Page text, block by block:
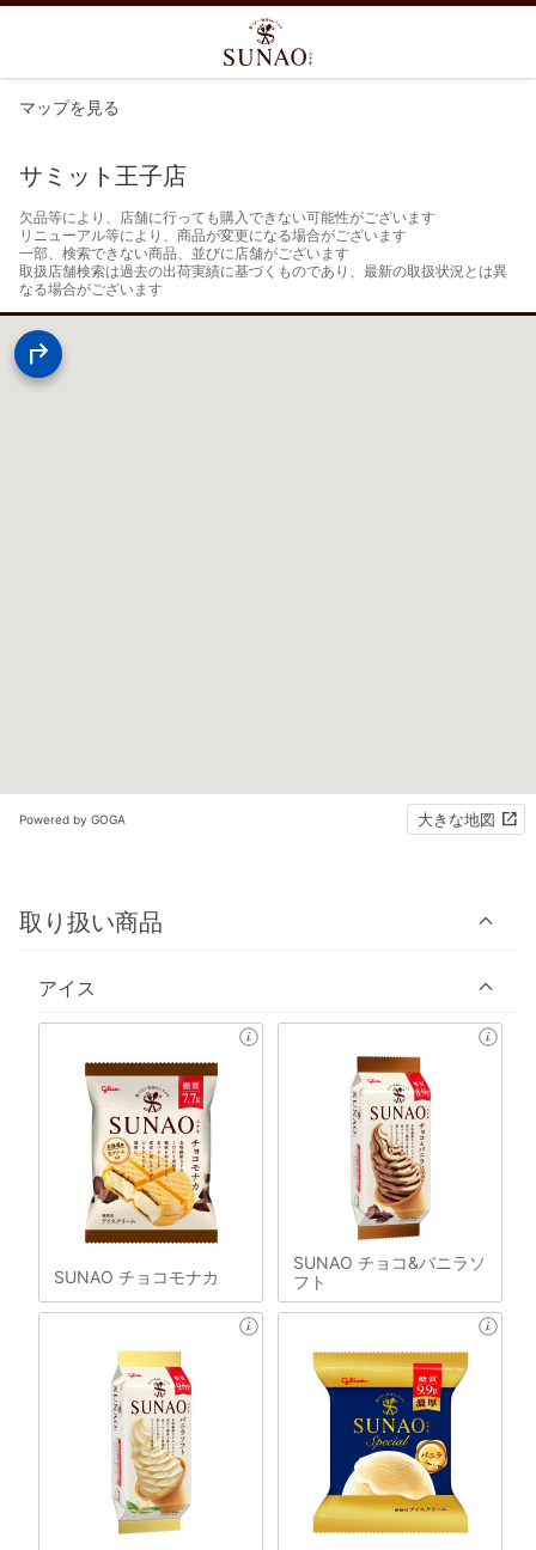
マップを見る
サミット王子店
欠品等により、店舗に行っても購入できない可能性がございます
リニューアル等により、商品が変更になる場合がございます
一部、検索できない商品、並びに店舗がございます
取扱店舗検索は過去の出荷実績に基づくものであり、最新の取扱状況とは異
なる場合がございます
Powered by GOGA 大きな地図
取り扱い商品
アイス
SUNAO チョコモナカ
SUNAO チョコ&バニラソ
フト